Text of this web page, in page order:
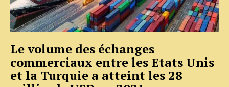
Le volume des échanges
commerciaux entre les Etats Unis
et la Turquie a atteint les 28